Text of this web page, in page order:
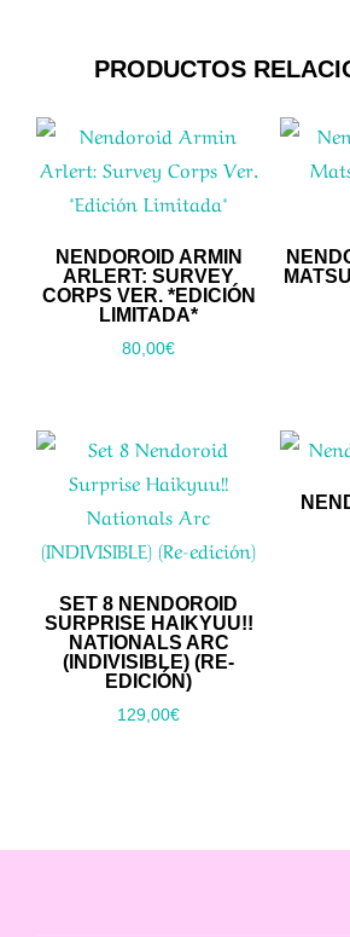
PRODUCTOS
NENDOROID ARMIN
ARLERT: SURVEY
CORPS VER. *EDICIÓN
LIMITADA*
80,00€
SET 8 NENDOROID
SURPRISE HAIKYUU!!
NATIONALS ARC
(INDIVISIBLE) (RE-
EDICIÓN)
129,00€